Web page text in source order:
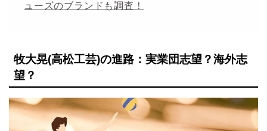
ューズのブランドも調査！
牧大晃(高松工芸)の進路：実業団志望？海外志
望？